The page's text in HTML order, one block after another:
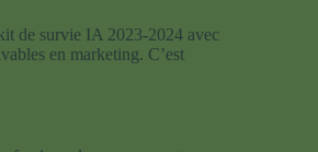
de survie IA 2023-2024 avec
en marketing. C’est